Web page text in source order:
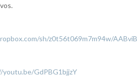
sh/z0t56t069m7m94w/
GdPBG1bjjzY